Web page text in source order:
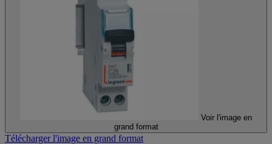
Voir l'image en
grand format
Télécharger l'image en grand format